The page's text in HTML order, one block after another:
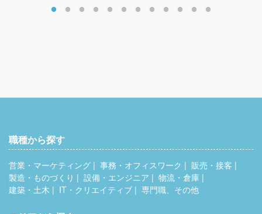
■配達手当（半日500円×日数／月約2万円目安）
職種から探す
営業・マーケティング 事務・オフィスワーク
販売・接客
製造・ものづくり
設備・エンジニア
物流・倉庫
建築・土木
IT・クリエイティブ 専門職、その他